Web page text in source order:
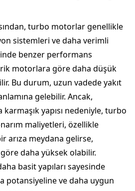
turbo motorlar genellikle
sistemleri ve daha verimli
benzer performans
motorlara göre daha düşük
Bu durum, uzun vadede yakıt
gelebilir. Ancak,
yapısı nedeniyle, turbo
maliyetleri, özellikle
arıza meydana gelirse,
daha yüksek olabilir.
basit yapıları sayesinde
potansiyeline ve daha uygun